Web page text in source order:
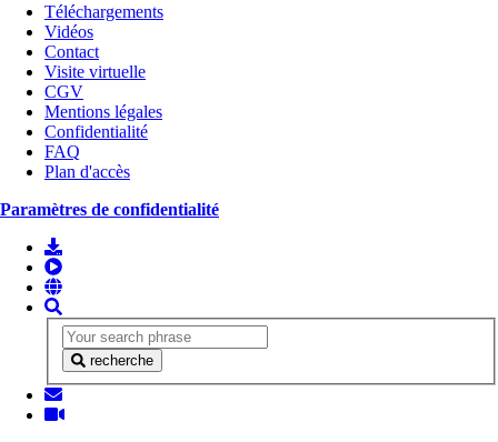
Téléchargements
Vidéos
Contact
Visite virtuelle
CGV
Mentions légales
Confidentialité
FAQ
Plan d'accès
Paramètres de confidentialité
recherche